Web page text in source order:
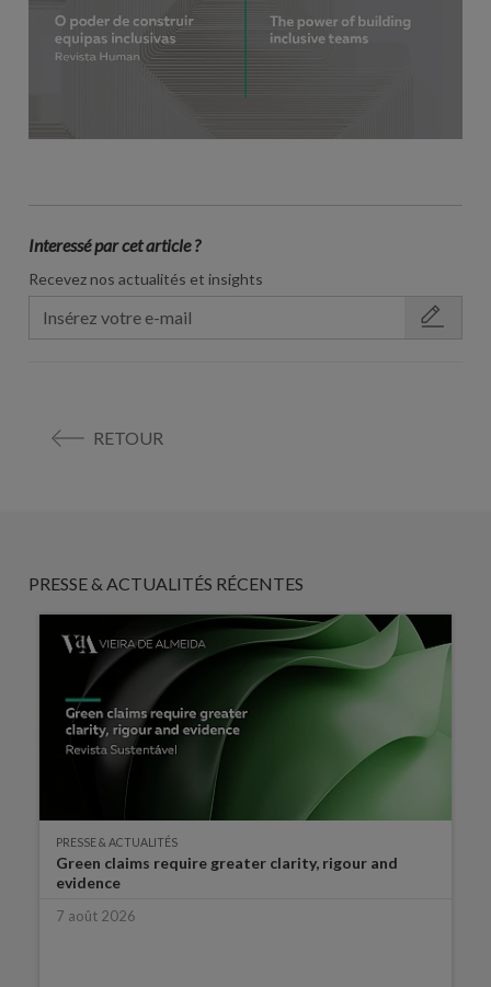
Interessé par cet article ?
Recevez nos actualités et insights
RETOUR
PRESSE & ACTUALITÉS RÉCENTES
PRESSE & ACTUALITÉS
Green claims require greater clarity, rigour and
evidence
7 août 2026